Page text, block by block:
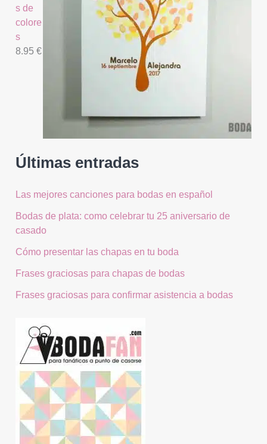
s de
colore
s
8.95€
Últimas entradas
Las mejores canciones para bodas en español
Bodas de plata: como celebrar tu 25 aniversario de
casado
Cómo presentar las chapas en tu boda
Frases graciosas para chapas de bodas
Frases graciosas para confirmar asistencia a bodas